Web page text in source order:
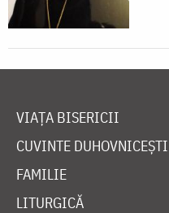
VIAȚA BISERICII
CUVINTE DUHOVNICEȘTI
FAMILIE
LITURGICĂ